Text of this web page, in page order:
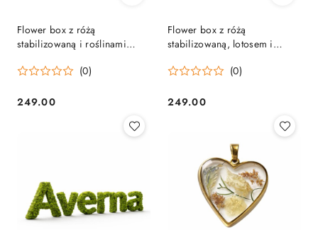
Flower box z różą
stabilizowaną i roślinami
(0)
Cena:
249.00
Flower box z różą
stabilizowaną, lotosem i
(0)
Cena:
249.00